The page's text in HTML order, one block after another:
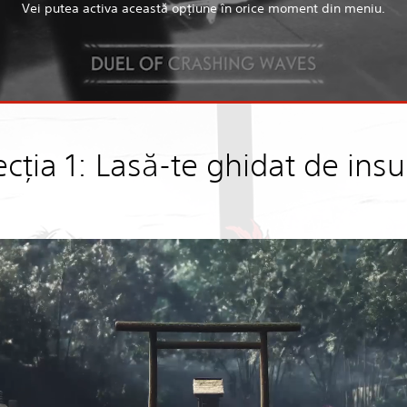
Vei putea activa această opţiune în orice moment din meniu.
1: Lasă-te ghidat de